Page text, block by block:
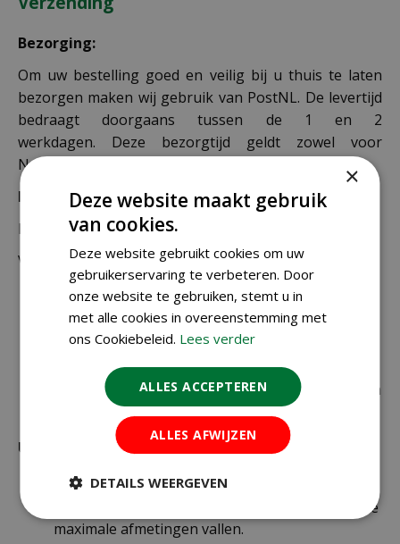
Bezorging:
Om uw bestelling goed en veilig bij u thuis te laten
bezorgen maken wij gebruik van PostNL. De levertijd
bedraagt doorgaans tussen de 1 en 2
werkdagen. Deze bezorgtijd geldt zowel voor
Nederland als België.
Bezorgkosten Nederland:
Bestellingen van € 49,95 of meer verzenden wij gratis.
Voor een bestelling onder € 49,95 zijn er 2 tarieven:
€ 4,99 voor bestellingen onder € 49,95 van
alleen kleine zakjes / doosjes zaden die via
brievenbuspost worden verzonden.
€ 6,99 voor bestellingen onder € 49,95 voor de
rest van de producten die via pakketpost worden
verzonden.
Uitzonderlijke verzendkosten
Er word standaard € 4,99 verzendkosten
berekend op planten en producten die buiten de
maximale afmetingen vallen.
×
Deze website maakt gebruik
van cookies.
Deze website gebruikt cookies om uw
gebruikerservaring te verbeteren. Door
onze website te gebruiken, stemt u in
met alle cookies in overeenstemming met
ons Cookiebeleid. Lees verder
ALLES ACCEPTEREN
ALLES AFWIJZEN
DETAILS WEERGEVEN